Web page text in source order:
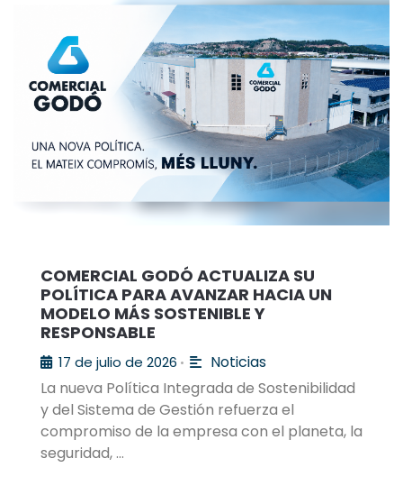
COMERCIAL GODÓ ACTUALIZA SU
POLÍTICA PARA AVANZAR HACIA UN
MODELO MÁS SOSTENIBLE Y
RESPONSABLE
17 de julio de 2026 •
Noticias
La nueva Política Integrada de Sostenibilidad
y del Sistema de Gestión refuerza el
compromiso de la empresa con el planeta, la
seguridad, …